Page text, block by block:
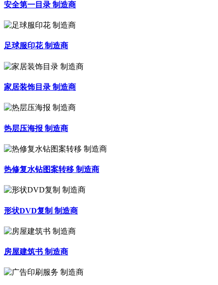
安全第一目录 制造商
足球服印花 制造商
家居装饰目录 制造商
热层压海报 制造商
热修复水钻图案转移 制造商
形状DVD复制 制造商
房屋建筑书 制造商